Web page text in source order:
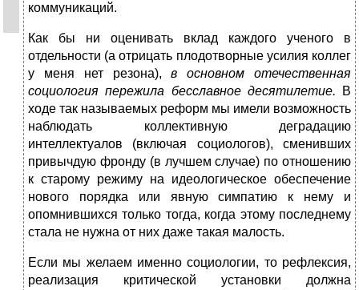
коммуникаций.
Как бы ни оценивать вклад каждого ученого в
отдельности (а отрицать плодотворные усилия коллег
у меня нет резона),в основном отечественная
социология пережила бесславное десятилетие. В
ходе так называемых реформ мы имели возможность
наблюдать коллективную деградацию
интеллектуалов (включая социологов), сменивших
привычдую фронду (в лучшем случае) по отношению
к старому режиму на идеологическое обеспечение
нового порядка или явную симпатию к нему и
опомнившихся только тогда, когда этому последнему
стала не нужна от них даже такая малость.
Если мы желаем именно социологии, то рефлексия,
реализация критической установки должна